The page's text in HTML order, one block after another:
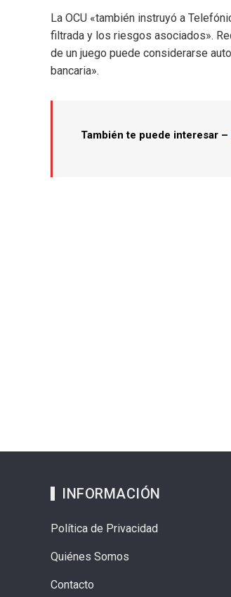
La OCU «también instruyó a
filtrada y los riesgos asociados».
de un juego puede considerarse
bancaria».
También te puede interesar –
INFORMACIÓN
Política de Privacidad
Quiénes Somos
Contacto